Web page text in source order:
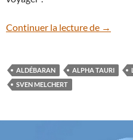
Continuer la lecture de Retour
→
ALDÉBARAN ALPHA TAURI
SVEN MELCHERT